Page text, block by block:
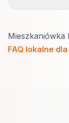
Właściciel
Mieszkaniówka
FAQ lokalne